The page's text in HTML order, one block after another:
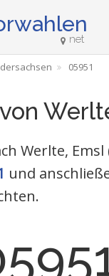
net
05951
Werlte,
und